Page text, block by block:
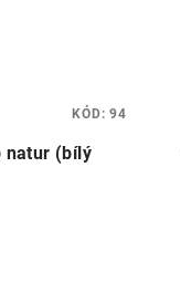
natur (bílý
KÓD:94